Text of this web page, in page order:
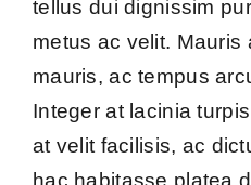
Book A Court
Contact Us
tellus dui dignissim
metus ac velit. Mauris
mauris, ac tempus
Integer at lacinia
at velit facilisis, ac